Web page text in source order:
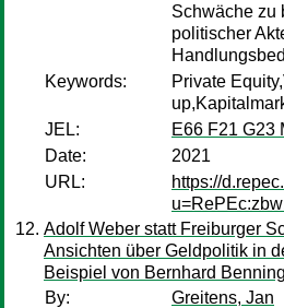
Schwäche zu
politischer
Keywords:
Private
JEL:
E66 F21 G23
Date:
2021
URL:
https://
Adolf Weber statt Freiburger
Ansichten über Geldpolitik in
Beispiel von Bernhard Benning
By:
Greitens, Jan